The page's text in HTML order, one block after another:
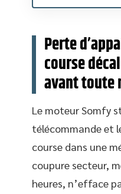
Perte
course
avant toute
Le moteur Somfy
télécommande et
course dans une
coupure secteur,
heures, n’efface